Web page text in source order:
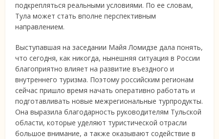
подкрепляться реальными условиями. По ее словам,
Тула может стать вполне перспективным
направлением.
Выступавшая на заседании Майя Ломидзе дала понять,
что сегодня, как никогда, нынешняя ситуация в России
благоприятно влияет на развитие въездного и
внутреннего туризма. Поэтому российским регионам
сейчас пришло время начать оперативно работать и
подготавливать новые межрегиональные турпродукты.
Она выразила благодарность руководителям Тульской
области, которые уделяют туристической отрасли
большое внимание, а также оказывают содействие в